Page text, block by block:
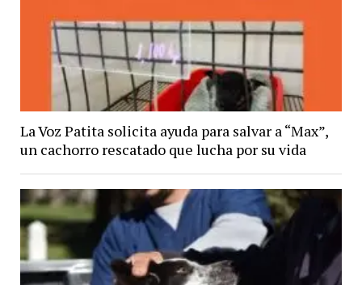
La Voz Patita solicita ayuda para salvar a “Max”,
un cachorro rescatado que lucha por su vida